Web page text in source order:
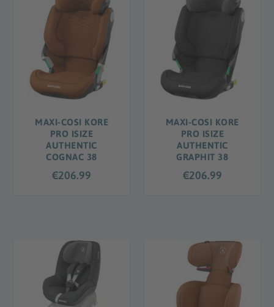
MAXI-COSI KORE
PRO ISIZE
AUTHENTIC
COGNAC 38
€206.99
MAXI-COSI KORE
PRO ISIZE
AUTHENTIC
GRAPHIT 38
€206.99